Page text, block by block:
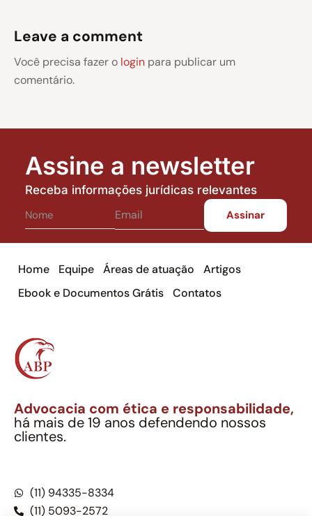
Leave a comment
Você precisa fazer o login para publicar um
comentário.
Assine a newsletter
Receba informações jurídicas relevantes
Home Equipe Áreas de atuação
Artigos
Ebook e Documentos Grátis
Contatos
Advocacia com ética e responsabilidade,
há mais de 19 anos defendendo nossos
clientes.
(11) 94335-8334
(11) 5093-2572